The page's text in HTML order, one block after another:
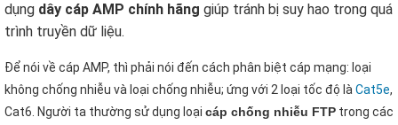
dụng dây cáp AMP chính hãng giúp tránh bị suy hao trong quá
trình truyền dữ liệu.
Để nói về cáp AMP, thì phải nói đến cách phân biệt cáp mạng: loại
không chống nhiễu và loại chống nhiễu; ứng với 2 loại tốc độ là Cat5e,
Cat6. Người ta thường sử dụng loại cáp chống nhiễu FTP trong các